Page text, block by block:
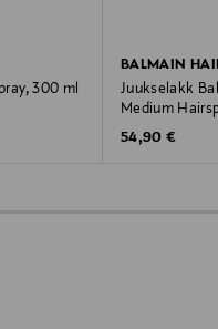
300 ml
BALMAIN
Juukselakk
Medium
Original Price
54,90 €